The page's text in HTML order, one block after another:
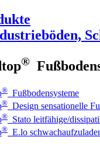
®
® Fußbodensysteme
® Design sensationelle
® Stato leitfähige/
® E.lo